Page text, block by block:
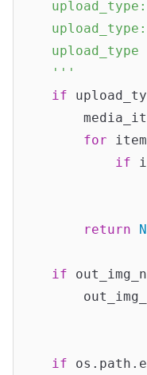
upload_type:0
upload_type:1
upload_type
    '''
if
for item
if
return
if
if